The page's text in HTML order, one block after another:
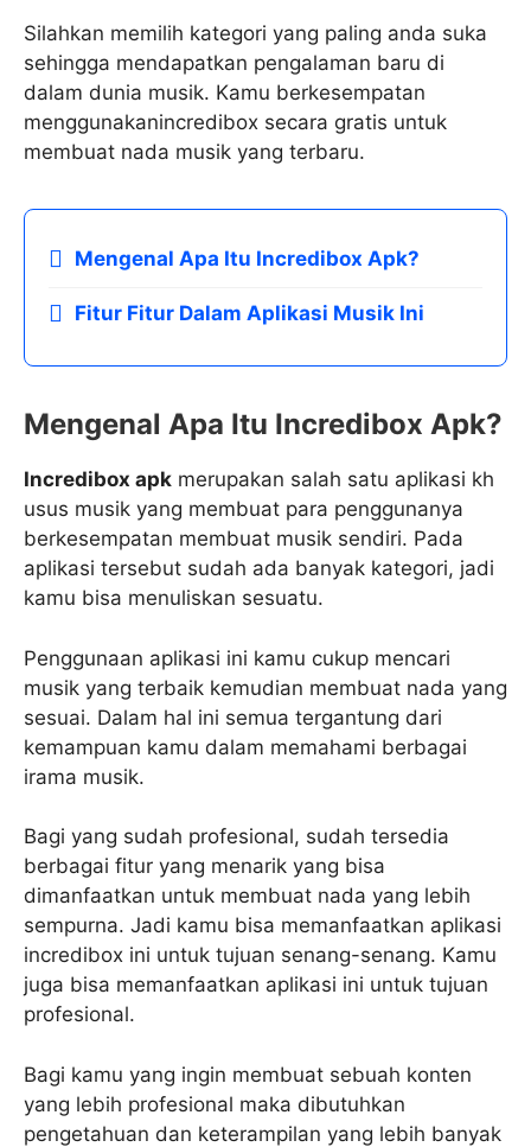
Silahkan memilih kategori yang paling anda suka
sehingga mendapatkan pengalaman baru di
dalam dunia musik. Kamu berkesempatan
menggunakanincredibox secara gratis untuk
membuat nada musik yang terbaru.
Mengenal Apa Itu Incredibox Apk?
Fitur Fitur Dalam Aplikasi Musik Ini
Mengenal Apa Itu Incredibox Apk?
Incredibox apk merupakan salah satu aplikasi kh
usus musik yang membuat para penggunanya
berkesempatan membuat musik sendiri. Pada
aplikasi tersebut sudah ada banyak kategori, jadi
kamu bisa menuliskan sesuatu.
Penggunaan aplikasi ini kamu cukup mencari
musik yang terbaik kemudian membuat nada yang
sesuai. Dalam hal ini semua tergantung dari
kemampuan kamu dalam memahami berbagai
irama musik.
Bagi yang sudah profesional, sudah tersedia
berbagai fitur yang menarik yang bisa
dimanfaatkan untuk membuat nada yang lebih
sempurna. Jadi kamu bisa memanfaatkan aplikasi
incredibox ini untuk tujuan senang-senang. Kamu
juga bisa memanfaatkan aplikasi ini untuk tujuan
profesional.
Bagi kamu yang ingin membuat sebuah konten
yang lebih profesional maka dibutuhkan
pengetahuan dan keterampilan yang lebih banyak